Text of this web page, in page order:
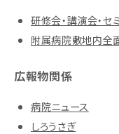
研修会・講演会・セ
附属病院敷地内全
広報物関係
病院ニュース
しろうさぎ